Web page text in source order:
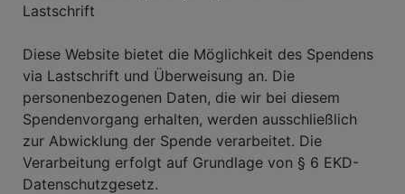
Lastschrift
Diese Website bietet die Möglichkeit des Spendens
via Lastschrift und Überweisung an. Die
personenbezogenen Daten, die wir bei diesem
Spendenvorgang erhalten, werden ausschließlich
zur Abwicklung der Spende verarbeitet. Die
Verarbeitung erfolgt auf Grundlage von § 6 EKD-
Datenschutzgesetz.